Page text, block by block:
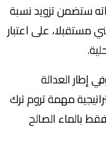
ستضمن تزويد نسبة
مستقبلا، على اعتبار
إطار العدالة
مهمة تروم ترك
بالماء الصالح